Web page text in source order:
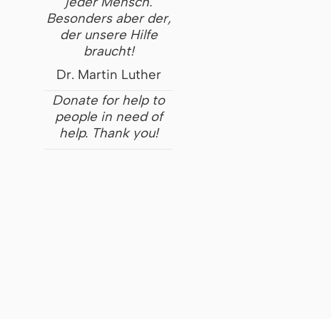
Besonders aber der,
der unsere Hilfe
braucht!
Dr. Martin Luther
Donate for help to
people in need of
help. Thank you!